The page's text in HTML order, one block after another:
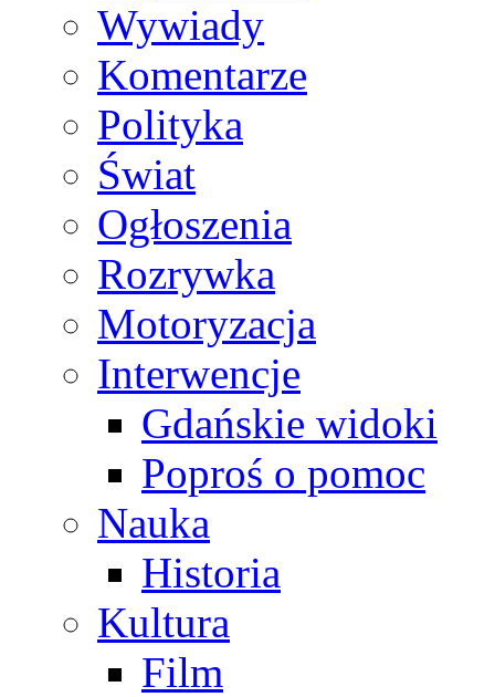
Wywiady
Komentarze
Polityka
Świat
Ogłoszenia
Rozrywka
Motoryzacja
Interwencje
Gdańskie widoki
Poproś o pomoc
Nauka
Historia
Kultura
Film